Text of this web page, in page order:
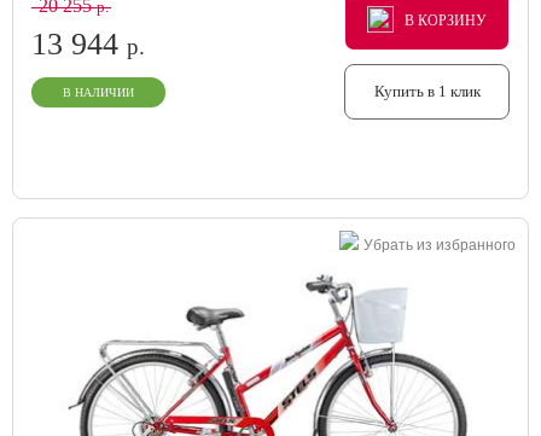
20 255р.
13 944 р.
В НАЛИЧИИ
В КОРЗИНУ
В КОРЗИНУ
В КОРЗИНУ
Купить в 1 клик
Убрать из избранного